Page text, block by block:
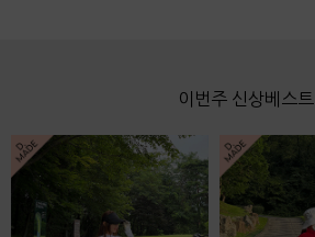
이번주 신상베스트